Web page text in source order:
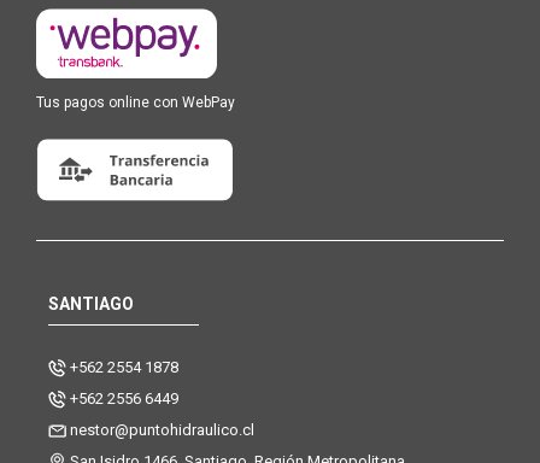
Tus pagos online con WebPay
SANTIAGO
+562 2554 1878
+562 2556 6449
nestor@puntohidraulico.cl